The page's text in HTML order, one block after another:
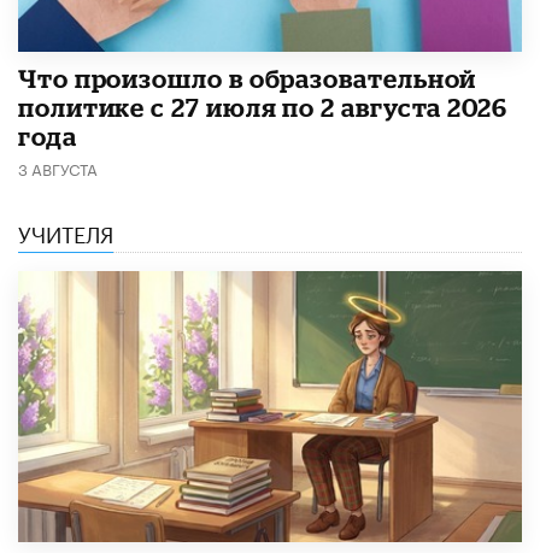
​Что произошло в образовательной
политике с 27 июля по 2 августа 2026
года
3 АВГУСТА
УЧИТЕЛЯ